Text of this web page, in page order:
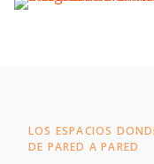
LOS ESPACIOS
DE PARED A PARED